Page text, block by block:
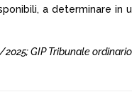
a determinare in
GIP Tribunale